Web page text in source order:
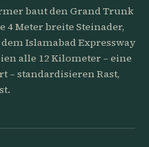
baut den Grand Trunk
4 Meter breite Steinader,
Islamabad Expressway
alle 12 Kilometer – eine
– standardisieren Rast,